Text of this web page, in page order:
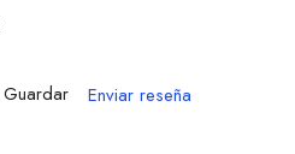
Guardar Enviar reseña